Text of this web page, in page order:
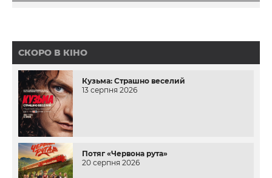
СКОРО В КІНО
Кузьма: Страшно веселий
13 серпня 2026
Потяг «Червона рута»
20 серпня 2026